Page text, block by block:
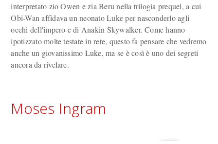
interpretato zio Owen e zia Beru nella trilogia prequel, a cui
Obi-Wan affidava un neonato Luke per nasconderlo agli
occhi dell'impero e di Anakin Skywalker. Come hanno
ipotizzato molte testate in rete, questo fa pensare che vedremo
anche un giovanissimo Luke, ma se è così è uno dei segreti
ancora da rivelare.
Moses Ingram